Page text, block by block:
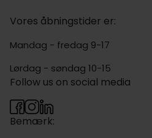
Vores åbningstider er:
Mandag - fredag 9-17
Lørdag - søndag 10-15
Bemærk:
Follow us on social media